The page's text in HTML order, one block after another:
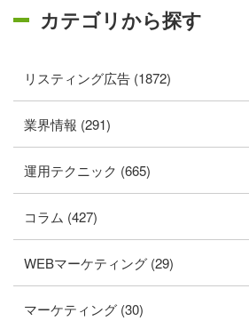
カテゴリから探す
リスティング広告 (1872)
業界情報 (291)
運用テクニック (665)
コラム (427)
WEBマーケティング (29)
マーケティング (30)